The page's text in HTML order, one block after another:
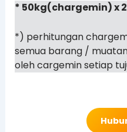
* 50kg(chargemin) x
*) perhitungan
semua barang /
oleh cargemin setiap